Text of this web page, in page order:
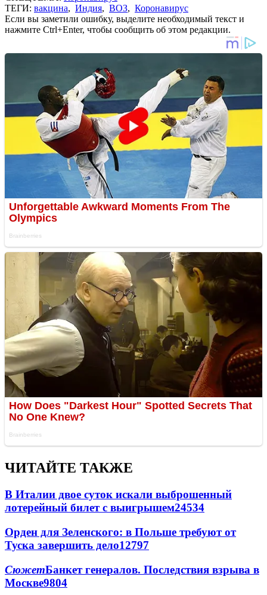
ТЕГИ: вакцина, Индия, ВОЗ, Коронавирус
Если вы заметили ошибку, выделите необходимый текст и
нажмите Ctrl+Enter, чтобы сообщить об этом редакции.
ЧИТАЙТЕ ТАКЖЕ
В Италии двое суток искали выброшенный
лотерейный билет с выигрышем24534
Орден для Зеленского: в Польше требуют от
Туска завершить дело12797
СюжетБанкет генералов. Последствия взрыва в
Москве9804